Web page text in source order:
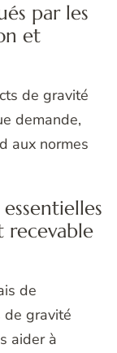
par les
et
de gravité
demande,
aux normes
recevable
de
de gravité
aider à